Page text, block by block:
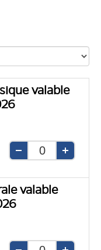
valable
Retirer
unité
Ajouter
valable